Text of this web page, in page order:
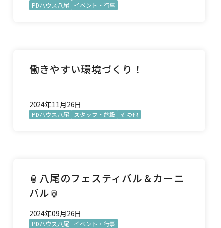
PDハウス八尾 イベント・行事
働きやすい環境づくり！
2024年11月26日
PDハウス八尾 スタッフ・施設 その他
🏮八尾のフェスティバル＆カーニ
バル🏮
2024年09月26日
PDハウス八尾 イベント・行事